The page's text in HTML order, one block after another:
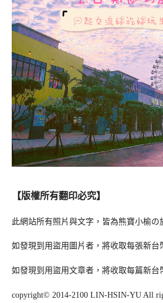
【版權所有翻印必究】
此網站所有照片與文字，皆為熊寶小榆の
如發現到用盜用圖片者，將收取每張新台
如發現到用盜用文章者，將收取每篇新台
copyright© 2014-2100 LIN-HSIN-YU All